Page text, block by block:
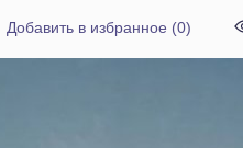
Добавить в избранное (0)